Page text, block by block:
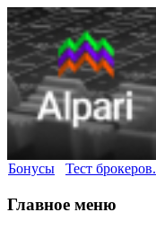
Бонусы Тест брокеров.
Главное меню